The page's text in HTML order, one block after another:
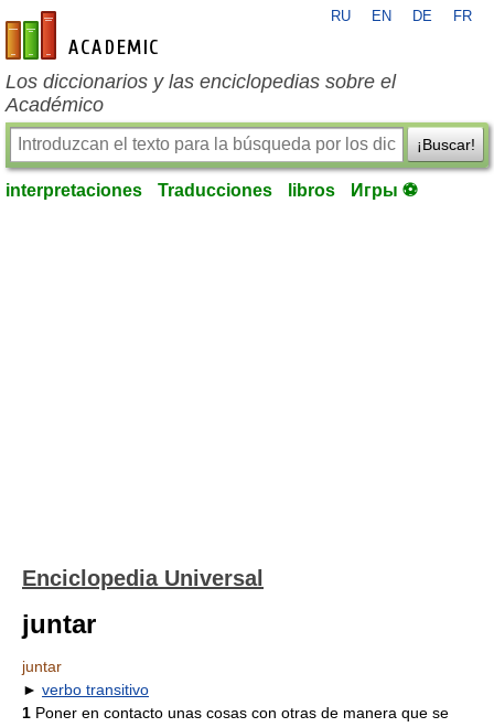
es-academic.com
RU EN DE FR
Los diccionarios y las enciclopedias sobre el
Académico
¡Buscar!
interpretaciones Traducciones libros Игры ⚽
Enciclopedia Universal
juntar
juntar
► verbo transitivo
1 Poner en contacto unas cosas con otras de manera que se